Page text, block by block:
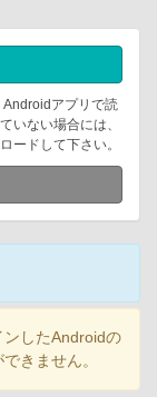
アプリで読
いない場合には、
ードして下さい。
したAndroidの
きません。